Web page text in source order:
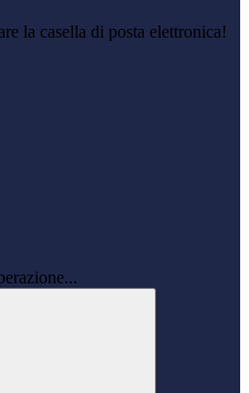
la casella di posta elettronica!